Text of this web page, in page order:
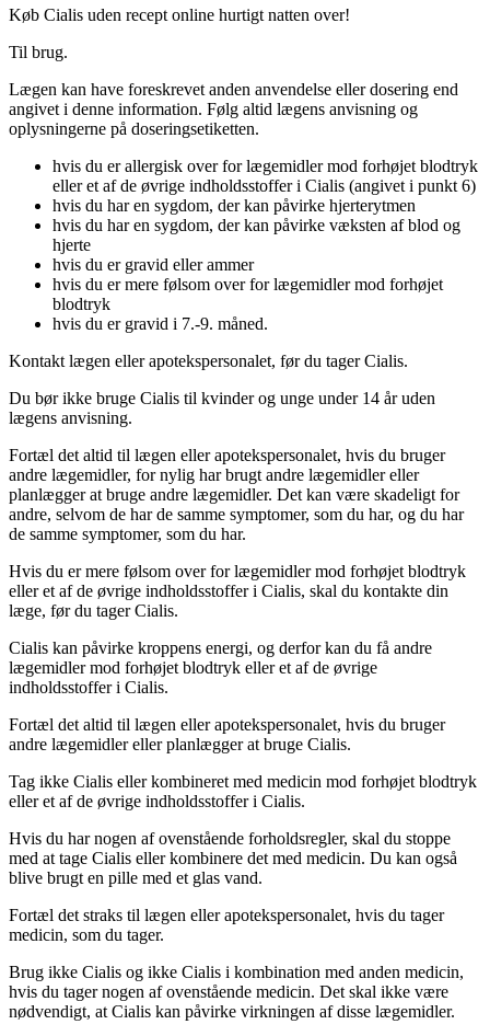
Køb Cialis uden recept online hurtigt natten over!
Til brug.
Lægen kan have foreskrevet anden anvendelse eller dosering end
angivet i denne information. Følg altid lægens anvisning og
oplysningerne på doseringsetiketten.
hvis du er allergisk over for lægemidler mod forhøjet blodtryk
eller et af de øvrige indholdsstoffer i Cialis (angivet i punkt 6)
hvis du har en sygdom, der kan påvirke hjerterytmen
hvis du har en sygdom, der kan påvirke væksten af blod og
hjerte
hvis du er gravid eller ammer
hvis du er mere følsom over for lægemidler mod forhøjet
blodtryk
hvis du er gravid i 7.-9. måned.
Kontakt lægen eller apotekspersonalet, før du tager Cialis.
Du bør ikke bruge Cialis til kvinder og unge under 14 år uden
lægens anvisning.
Fortæl det altid til lægen eller apotekspersonalet, hvis du bruger
andre lægemidler, for nylig har brugt andre lægemidler eller
planlægger at bruge andre lægemidler. Det kan være skadeligt for
andre, selvom de har de samme symptomer, som du har, og du har
de samme symptomer, som du har.
Hvis du er mere følsom over for lægemidler mod forhøjet blodtryk
eller et af de øvrige indholdsstoffer i Cialis, skal du kontakte din
læge, før du tager Cialis.
Cialis kan påvirke kroppens energi, og derfor kan du få andre
lægemidler mod forhøjet blodtryk eller et af de øvrige
indholdsstoffer i Cialis.
Fortæl det altid til lægen eller apotekspersonalet, hvis du bruger
andre lægemidler eller planlægger at bruge Cialis.
Tag ikke Cialis eller kombineret med medicin mod forhøjet blodtryk
eller et af de øvrige indholdsstoffer i Cialis.
Hvis du har nogen af ovenstående forholdsregler, skal du stoppe
med at tage Cialis eller kombinere det med medicin. Du kan også
blive brugt en pille med et glas vand.
Fortæl det straks til lægen eller apotekspersonalet, hvis du tager
medicin, som du tager.
Brug ikke Cialis og ikke Cialis i kombination med anden medicin,
hvis du tager nogen af ovenstående medicin. Det skal ikke være
nødvendigt, at Cialis kan påvirke virkningen af disse lægemidler.